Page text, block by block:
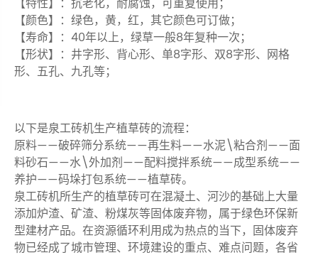
【颜色】：绿色，黄，红，其它颜色可订做；
【寿命】：40年以上，绿草一般8年复种一次；
【形状】：井字形、背心形、单8字形、双8字形、网格
形、五孔、九孔等；
以下是泉工砖机生产植草砖的流程：
原料——破碎筛分系统——再生料——水泥\粘合剂——面
料砂石——水\外加剂——配料搅拌系统——成型系统——
养护——码垛打包系统——植草砖。
泉工砖机所生产的植草砖可在混凝土、河沙的基础上大量
添加炉渣、矿渣、粉煤灰等固体废弃物，属于绿色环保新
型建材产品。在资源循环利用成为热点的当下，固体废弃
物已经成了城市管理、环境建设的重点、难点问题，各省